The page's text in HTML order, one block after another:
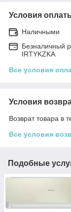
Условия
Наличными
Безналичный
IRTYKZKA
Все условия
Условия
Возврат товара в
Все условия
Подобные